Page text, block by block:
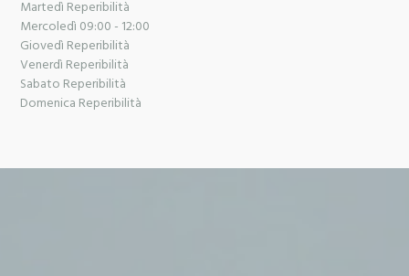
Martedì Reperibilità
Mercoledì 09:00 - 12:00
Giovedì Reperibilità
Venerdì Reperibilità
Sabato Reperibilità
Domenica Reperibilità